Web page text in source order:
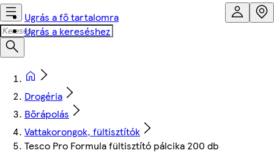
Ugrás a fő tartalomra
Ugrás a kereséshez
Drogéria
Bőrápolás
Vattakorongok, fültisztítók
Tesco Pro Formula fültisztító pálcika 200 db